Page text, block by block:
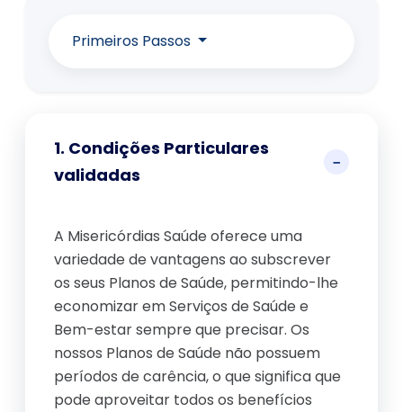
Primeiros Passos
1. Condições Particulares
validadas
A Misericórdias Saúde oferece uma
variedade de vantagens ao subscrever
os seus Planos de Saúde, permitindo-lhe
economizar em Serviços de Saúde e
Bem-estar sempre que precisar. Os
nossos Planos de Saúde não possuem
períodos de carência, o que significa que
pode aproveitar todos os benefícios